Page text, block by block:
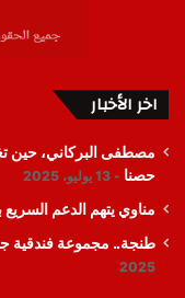
اخر الأخبار
مصطفى البركاني، حين
حصنا
13 يوليو، 2025
مناوي يتهم الدعم
طنجة.. مجموعة فندقية
2025